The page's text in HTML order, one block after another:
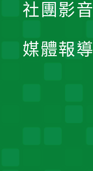
社團影音
媒體報導